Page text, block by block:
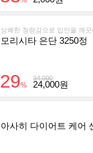
상쾌한 청량감으로 입안을 깨
모리시타 은단 3250정
34,000
29% 24,000원
아사히 다이어트 케어